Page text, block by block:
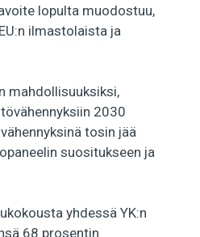
lopulta muodostuu,
ilmastolaista ja
mahdollisuuksiksi,
2030
tosin jää
suositukseen ja
yhdessä YK:n
68 prosentin